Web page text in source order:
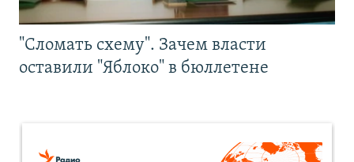
"Сломать схему". Зачем власти
оставили "Яблоко" в бюллетене